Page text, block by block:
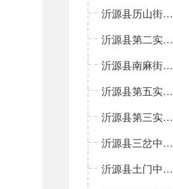
沂源县历山街道办事处鲁山路小学
沂源县第二实验中学
沂源县南麻街道办事处中心小学
沂源县第五实验小学
沂源县第三实验小学
沂源县三岔中心学校
沂源县土门中心学校